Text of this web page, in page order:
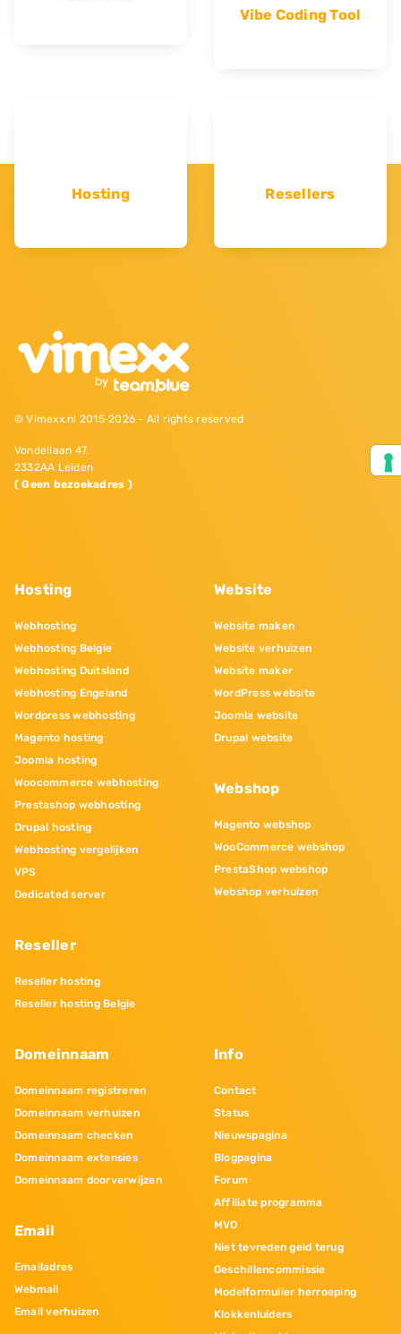
Vibe Coding Tool
Hosting Resellers
© Vimexx.nl 2015‐2026 - All rights reserved
Vondellaan 47,
2332AA Leiden
( Geen bezoekadres )
Hosting
Webhosting
Webhosting Belgie
Webhosting Duitsland
Webhosting Engeland
Wordpress webhosting
Magento hosting
Joomla hosting
Woocommerce webhosting
Prestashop webhosting
Drupal hosting
Webhosting vergelijken
VPS
Dedicated server
Reseller
Reseller hosting
Reseller hosting Belgie
Website
Website maken
Website verhuizen
Website maker
WordPress website
Joomla website
Drupal website
Webshop
Magento webshop
WooCommerce webshop
PrestaShop webshop
Webshop verhuizen
Domeinnaam
Domeinnaam registreren
Domeinnaam verhuizen
Domeinnaam checken
Domeinnaam extensies
Domeinnaam doorverwijzen
Email
Emailadres
Webmail
Email verhuizen
Info
Contact
Status
Nieuwspagina
Blogpagina
Forum
Affiliate programma
MVO
Niet tevreden geld terug
Geschillencommissie
Modelformulier herroeping
Klokkenluiders